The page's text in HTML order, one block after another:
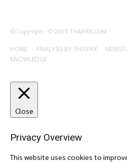
© Copyright - © 2565 THAIFRX.COM
HOME ANALYSIS BY THAIFRX
KNOWLEDGE
Close
Privacy Overview
This website uses cookies to